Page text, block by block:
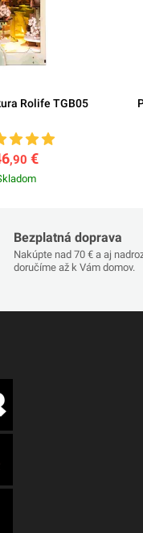
Rolife TGB05
,90 €
Bezplatná doprava
Nakúpte nad 70 € a aj
doručíme až k Vám domov.